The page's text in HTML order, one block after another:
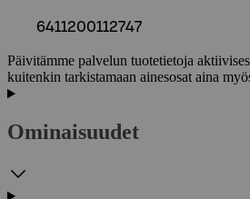
6411200112747
Päivitämme palvelun tuotetietoja
kuitenkin tarkistamaan ainesosat aina
Ominaisuudet